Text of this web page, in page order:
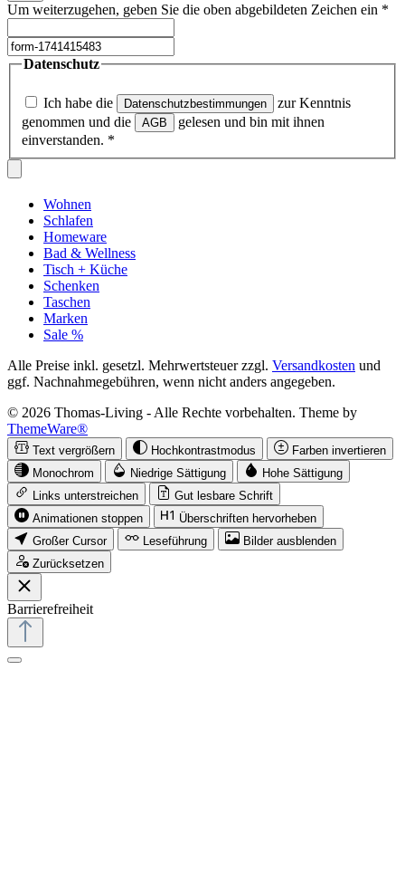
Um weiterzugehen, geben Sie die oben abgebildeten Zeichen ein *
Datenschutz
Ich habe die Datenschutzbestimmungen
zur Kenntnis
genommen und die
AGB
gelesen und bin mit ihnen
einverstanden. *
Wohnen
Schlafen
Homeware
Bad & Wellness
Tisch + Küche
Schenken
Taschen
Marken
Sale %
Alle Preise inkl. gesetzl. Mehrwertsteuer zzgl. Versandkosten und
ggf. Nachnahmegebühren, wenn nicht anders angegeben.
© 2026 Thomas-Living - Alle Rechte vorbehalten. Theme by
ThemeWare®
Text vergrößern Hochkontrastmodus
Farben invertieren
Monochrom
Niedrige Sättigung
Hohe Sättigung
Links unterstreichen
Gut lesbare Schrift
Animationen stoppen
Überschriften hervorheben
Großer Cursor
Leseführung
Bilder ausblenden
Zurücksetzen
Barrierefreiheit